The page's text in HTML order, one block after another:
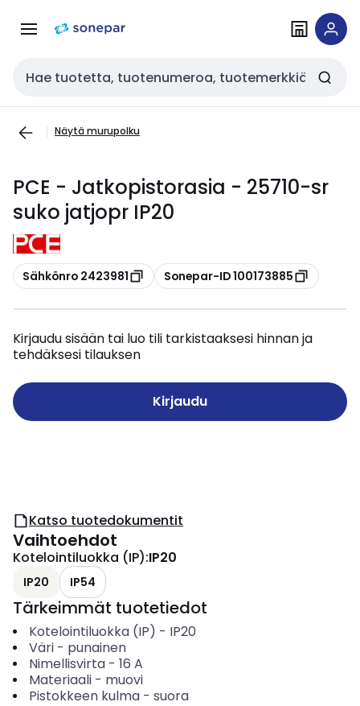
navigointiinsisältöön
Haku
Näytä murupolku
PCE - Jatkopistorasia - 25710-sr
suko jatjopr IP20
Kopioi
Sähkönro 2423981 Kopioi
Sonepar-ID 100173885
Kirjaudu sisään tai luo tili tarkistaaksesi hinnan ja
tehdäksesi tilauksen
Kirjaudu
Katso tuotedokumentit
Vaihtoehdot
Kotelointiluokka (IP):IP20
IP20 IP54
Tärkeimmät tuotetiedot
Kotelointiluokka (IP) - IP20
Väri- punainen
Nimellisvirta- 16 A
Materiaali- muovi
Pistokkeen kulma- suora